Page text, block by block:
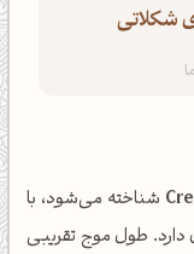
شکلاتی
شناخته می‌شود، با
جای دارد. طول موج تقریبی